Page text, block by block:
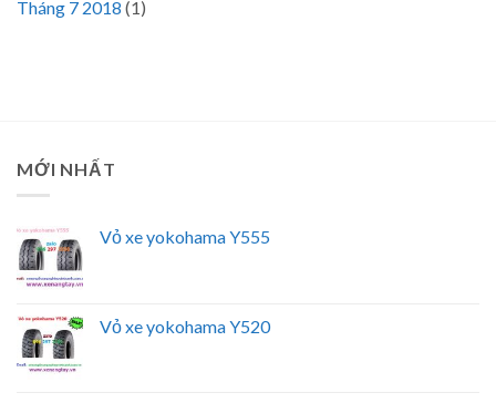
Tháng 7 2018 (1)
MỚI NHẤT
Vỏ xe yokohama Y555
Vỏ xe yokohama Y520